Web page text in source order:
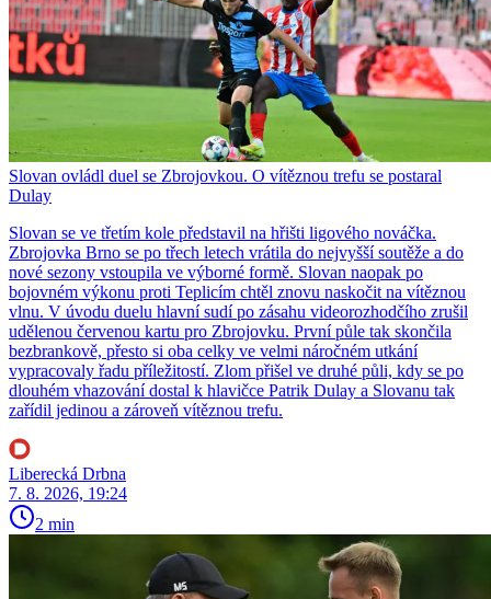
Slovan ovládl duel se Zbrojovkou. O vítěznou trefu se postaral
Dulay
Slovan se ve třetím kole představil na hřišti ligového nováčka.
Zbrojovka Brno se po třech letech vrátila do nejvyšší soutěže a do
nové sezony vstoupila ve výborné formě. Slovan naopak po
bojovném výkonu proti Teplicím chtěl znovu naskočit na vítěznou
vlnu. V úvodu duelu hlavní sudí po zásahu videorozhodčího zrušil
udělenou červenou kartu pro Zbrojovku. První půle tak skončila
bezbrankově, přesto si oba celky ve velmi náročném utkání
vypracovaly řadu příležitostí. Zlom přišel ve druhé půli, kdy se po
dlouhém vhazování dostal k hlavičce Patrik Dulay a Slovanu tak
zařídil jedinou a zároveň vítěznou trefu.
Liberecká Drbna
7. 8. 2026, 19:24
2 min